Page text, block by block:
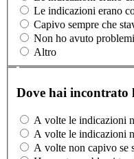
Le indicazioni erano
Capivo sempre che
Non ho avuto
Altro
Dove hai incontrato
A volte le indicazioni
A volte le indicazioni
A volte non capivo se